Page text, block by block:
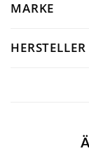
MARKE
HERSTELLER